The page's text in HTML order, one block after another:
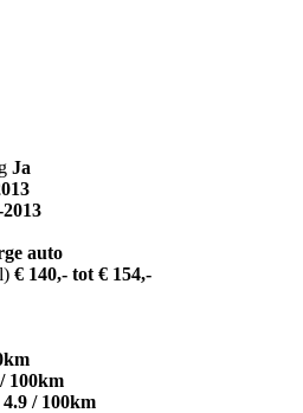
Ja
auto
€ 140,- tot € 154,-
100km
4.9 / 100km